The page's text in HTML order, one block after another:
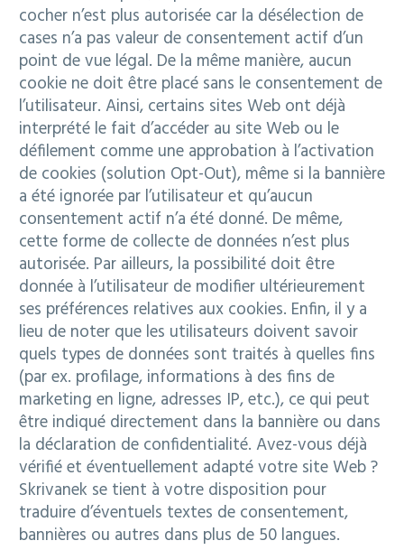
cocher n’est plus autorisée car la désélection de
cases n’a pas valeur de consentement actif d’un
point de vue légal. De la même manière, aucun
cookie ne doit être placé sans le consentement de
l’utilisateur. Ainsi, certains sites Web ont déjà
interprété le fait d’accéder au site Web ou le
défilement comme une approbation à l’activation
de cookies (solution Opt-Out), même si la bannière
a été ignorée par l’utilisateur et qu’aucun
consentement actif n’a été donné. De même,
cette forme de collecte de données n’est plus
autorisée. Par ailleurs, la possibilité doit être
donnée à l’utilisateur de modifier ultérieurement
ses préférences relatives aux cookies. Enfin, il y a
lieu de noter que les utilisateurs doivent savoir
quels types de données sont traités à quelles fins
(par ex. profilage, informations à des fins de
marketing en ligne, adresses IP, etc.), ce qui peut
être indiqué directement dans la bannière ou dans
la déclaration de confidentialité. Avez-vous déjà
vérifié et éventuellement adapté votre site Web ?
Skrivanek se tient à votre disposition pour
traduire d’éventuels textes de consentement,
bannières ou autres dans plus de 50 langues.